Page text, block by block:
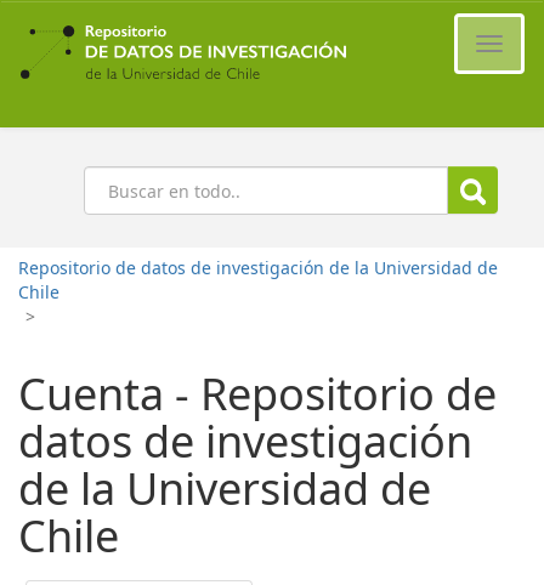
Ir
contenido
principal
Buscar
Repositorio de datos de investigación de la Universidad de
Chile
>
Cuenta - Repositorio de
datos de investigación
de la Universidad de
Chile